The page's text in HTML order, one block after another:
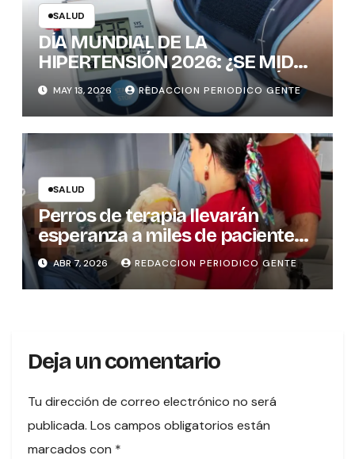
SALUD
DÍA MUNDIAL DE LA
HIPERTENSIÓN 2026: ¿SE MIDE
CORRECTAMENTE LA PRESIÓN
ARTERIAL? CLAVES PARA EVITAR
ERRORES
MAY 13, 2026 REDACCION PERIODICO GENTE
SALUD
Perros de terapia llevarán
esperanza a miles de pacientes
en hospitales del país
ABR 7, 2026 REDACCION PERIODICO GENTE
Deja un comentario
Tu dirección de correo electrónico no será
publicada. Los campos obligatorios están
marcados con *